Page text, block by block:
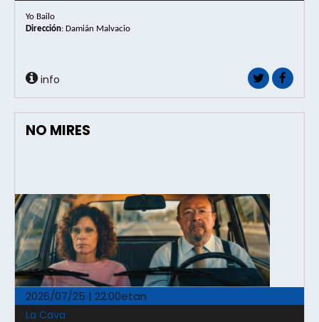
Yo Bailo
Dirección: Damián Malvacio
info
NO MIRES
2026/07/25 | 22.00etan
La Cava